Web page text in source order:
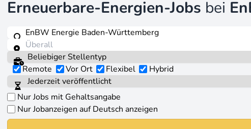
Erneuerbare-Energien-Jobs bei
Remote Vor Ort Flexibel Hybrid
Nur Jobs mit Gehaltsangabe
Nur Jobanzeigen auf Deutsch anzeigen